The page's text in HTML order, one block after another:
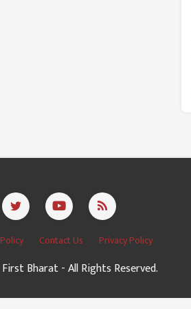
Contact Us Privacy Policy
Bharat - All Rights Reserved.